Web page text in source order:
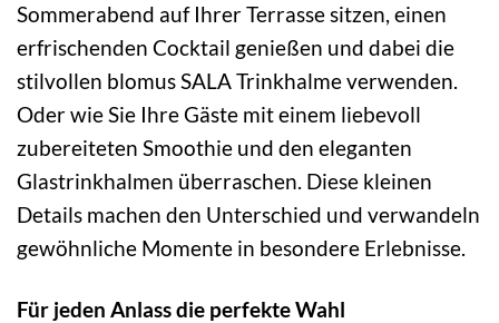
Sommerabend auf Ihrer Terrasse sitzen, einen
erfrischenden Cocktail genießen und dabei die
stilvollen blomus SALA Trinkhalme verwenden.
Oder wie Sie Ihre Gäste mit einem liebevoll
zubereiteten Smoothie und den eleganten
Glastrinkhalmen überraschen. Diese kleinen
Details machen den Unterschied und verwandeln
gewöhnliche Momente in besondere Erlebnisse.
Für jeden Anlass die perfekte Wahl